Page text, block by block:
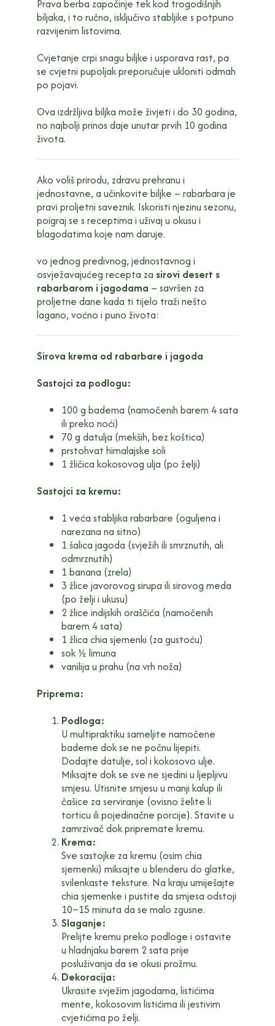
Prava berba započinje tek kod trogodišnjih
biljaka, i to ručno, isključivo stabljike s potpuno
razvijenim listovima.
Cvjetanje crpi snagu biljke i usporava rast, pa
se cvjetni pupoljak preporučuje ukloniti odmah
po pojavi.
Ova izdržljiva biljka može živjeti i do 30 godina,
no najbolji prinos daje unutar prvih 10 godina
života.
Ako voliš prirodu, zdravu prehranu i
jednostavne, a učinkovite biljke – rabarbara je
pravi proljetni saveznik. Iskoristi njezinu sezonu,
poigraj se s receptima i uživaj u okusu i
blagodatima koje nam daruje.
vo jednog predivnog, jednostavnog i
osvježavajućeg recepta za sirovi desert s
rabarbarom i jagodama – savršen za
proljetne dane kada ti tijelo traži nešto
lagano, voćno i puno života:
Sirova krema od rabarbare i jagoda
Sastojci za podlogu:
100 g badema (namočenih barem 4 sata
ili preko noći)
70 g datulja (mekših, bez koštica)
prstohvat himalajske soli
1 žličica kokosovog ulja (po želji)
Sastojci za kremu:
1 veća stabljika rabarbare (oguljena i
narezana na sitno)
1 šalica jagoda (svježih ili smrznutih, ali
odmrznutih)
1 banana (zrela)
3 žlice javorovog sirupa ili sirovog meda
(po želji i ukusu)
2 žlice indijskih oraščića (namočenih
barem 4 sata)
1 žlica chia sjemenki (za gustoću)
sok ½ limuna
vanilija u prahu (na vrh noža)
Priprema:
Podloga:
U multipraktiku sameljite namočene
bademe dok se ne počnu lijepiti.
Dodajte datulje, sol i kokosovo ulje.
Miksajte dok se sve ne sjedini u ljepljivu
smjesu. Utisnite smjesu u manji kalup ili
čašice za serviranje (ovisno želite li
torticu ili pojedinačne porcije). Stavite u
zamrzivač dok pripremate kremu.
Krema:
Sve sastojke za kremu (osim chia
sjemenki) miksajte u blenderu do glatke,
svilenkaste teksture. Na kraju umiješajte
chia sjemenke i pustite da smjesa odstoji
10–15 minuta da se malo zgusne.
Slaganje:
Prelijte kremu preko podloge i ostavite
u hladnjaku barem 2 sata prije
posluživanja da se okusi prožmu.
Dekoracija:
Ukrasite svježim jagodama, listićima
mente, kokosovim listićima ili jestivim
cvjetićima po želji.